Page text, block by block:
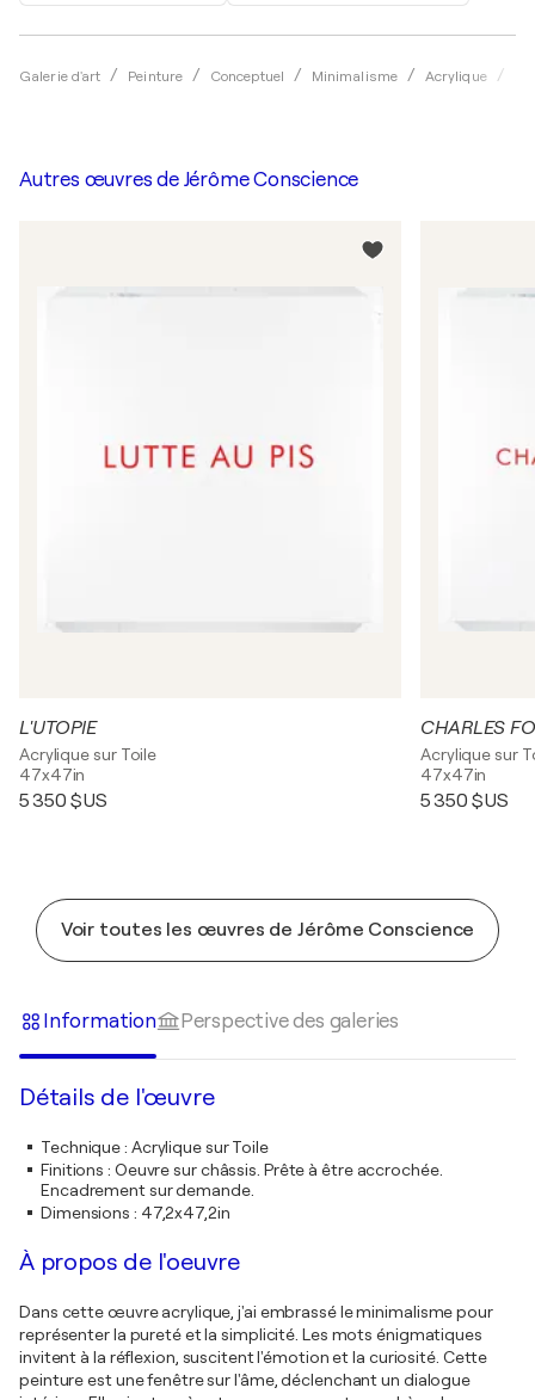
Galerie d'art Peinture Conceptuel Minimalisme Acrylique
Autres œuvres de Jérôme Conscience
L'UTOPIE
Acrylique sur Toile
47x47in
5 350 $US
CHARLES
Acrylique sur
47x47in
5 350 $US
Voir toutes les œuvres de Jérôme Conscience
Information Perspective des galeries
Détails de l'œuvre
Technique: Acrylique sur Toile
Finitions : Oeuvre sur châssis. Prête à être accrochée.
Encadrement sur demande.
Dimensions : 47,2x47,2in
À propos de l'oeuvre
Dans cette œuvre acrylique, j'ai embrassé le minimalisme pour
représenter la pureté et la simplicité. Les mots énigmatiques
invitent à la réflexion, suscitent l'émotion et la curiosité. Cette
peinture est une fenêtre sur l'âme, déclenchant un dialogue